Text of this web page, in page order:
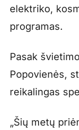
elektriko,
programas.
Pasak
Popovienės,
reikalingas
„Šių metų